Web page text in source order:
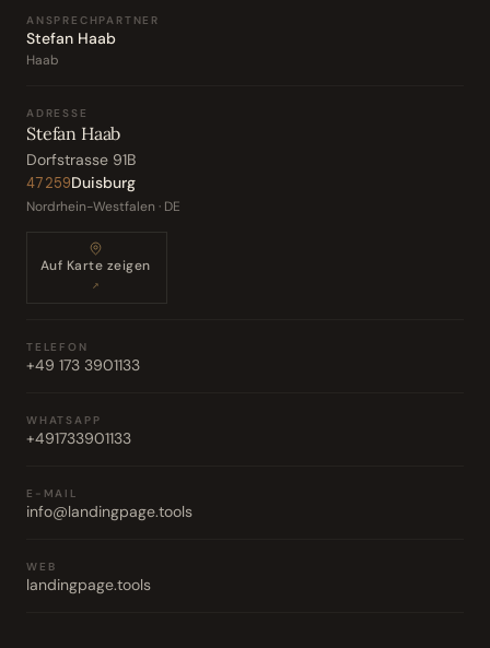
ANSPRECHPARTNER
Stefan Haab
Haab
ADRESSE
Stefan Haab
Dorfstrasse 91B
47259Duisburg
Nordrhein-Westfalen · DE
Auf Karte zeigen
↗
TELEFON
+49 173 3901133
WHATSAPP
+491733901133
E-MAIL
info@landingpage.tools
WEB
landingpage.tools